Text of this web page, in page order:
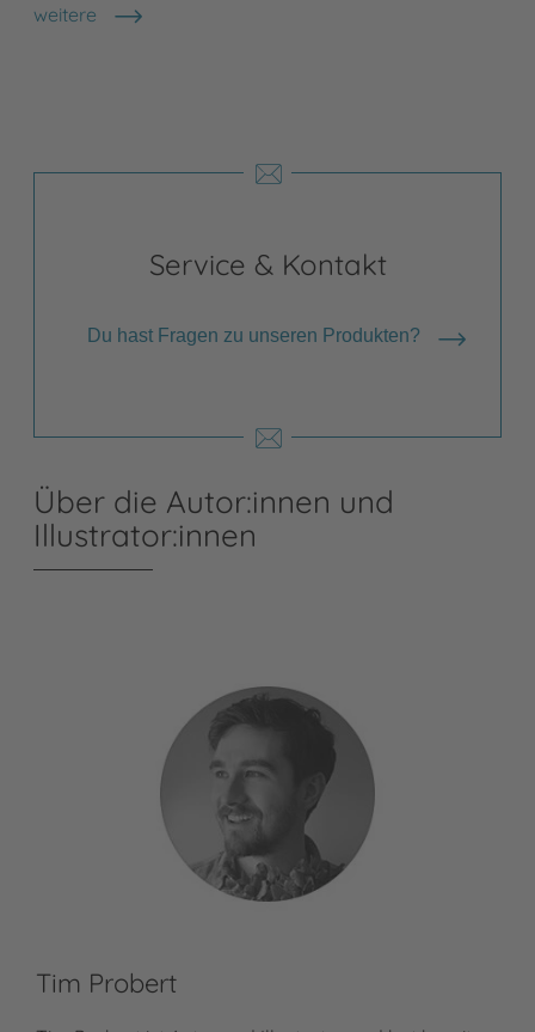
weitere
Shops anzeigen
Service & Kontakt
Du hast Fragen zu unseren Produkten?
Über die Autor:innen und
Illustrator:innen
Tim Probert